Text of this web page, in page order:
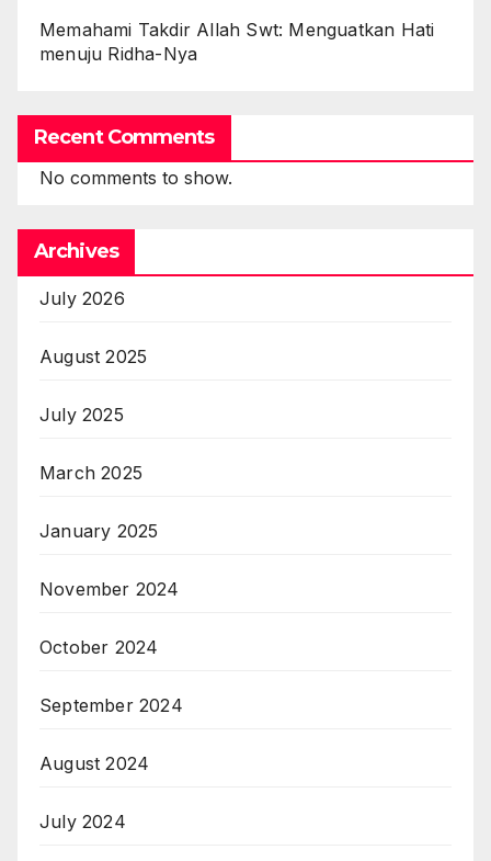
Memahami Takdir Allah Swt: Menguatkan Hati
menuju Ridha-Nya
Recent Comments
No comments to show.
Archives
July 2026
August 2025
July 2025
March 2025
January 2025
November 2024
October 2024
September 2024
August 2024
July 2024